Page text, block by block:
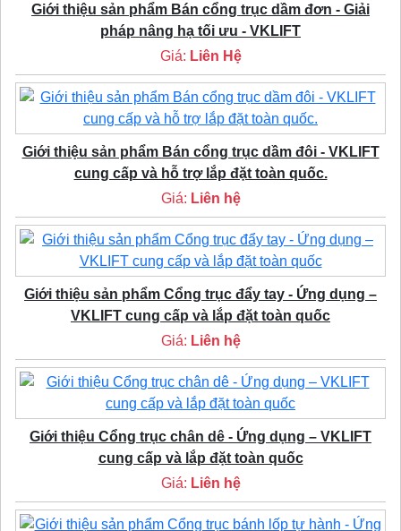
Giới thiệu sản phẩm Bán cổng trục dầm đơn - Giải
pháp nâng hạ tối ưu - VKLIFT
Giá: Liên Hệ
Giới thiệu sản phẩm Bán cổng trục dầm đôi - VKLIFT
cung cấp và hỗ trợ lắp đặt toàn quốc.
Giá: Liên hệ
Giới thiệu sản phẩm Cổng trục đẩy tay - Ứng dụng –
VKLIFT cung cấp và lắp đặt toàn quốc
Giá: Liên hệ
Giới thiệu Cổng trục chân dê - Ứng dụng – VKLIFT
cung cấp và lắp đặt toàn quốc
Giá: Liên hệ